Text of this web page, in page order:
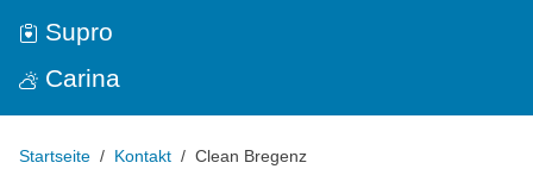
Supro
Carina
Startseite Kontakt Clean Bregenz